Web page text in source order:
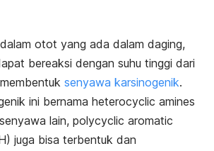
dalam otot yang ada dalam daging,
bereaksi dengan suhu tinggi dari
senyawa karsinogenik.
ini bernama heterocyclic amines
lain, polycyclic aromatic
juga bisa terbentuk dan